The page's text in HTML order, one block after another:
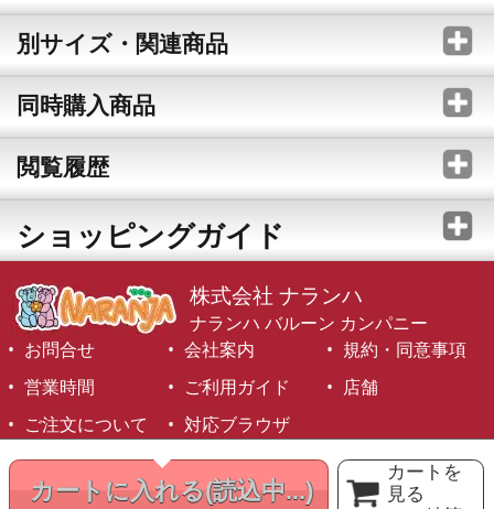
カートに入れる(読込中...)
カートを
見る
別サイズ・関連商品
同時購入商品
閲覧履歴
ショッピングガイド
株式会社 ナランハ
ナランハ バルーン カンパニー
お問合せ
会社案内
規約・同意事項
営業時間
ご利用ガイド
店舗
ご注文について
対応ブラウザ
©1999-2026 NARANJA Inc. All Rights Reserved.